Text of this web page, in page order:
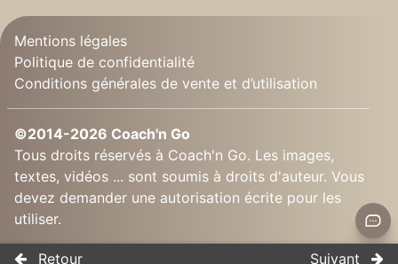
Mentions légales
Politique de confidentialité
Conditions générales de vente et d’utilisation
©2014-2026 Coach'n Go
Tous droits réservés à Coach'n Go. Les images,
textes, vidéos ... sont soumis à droits d'auteur. Vous
devez demander une autorisation écrite pour les
utiliser.